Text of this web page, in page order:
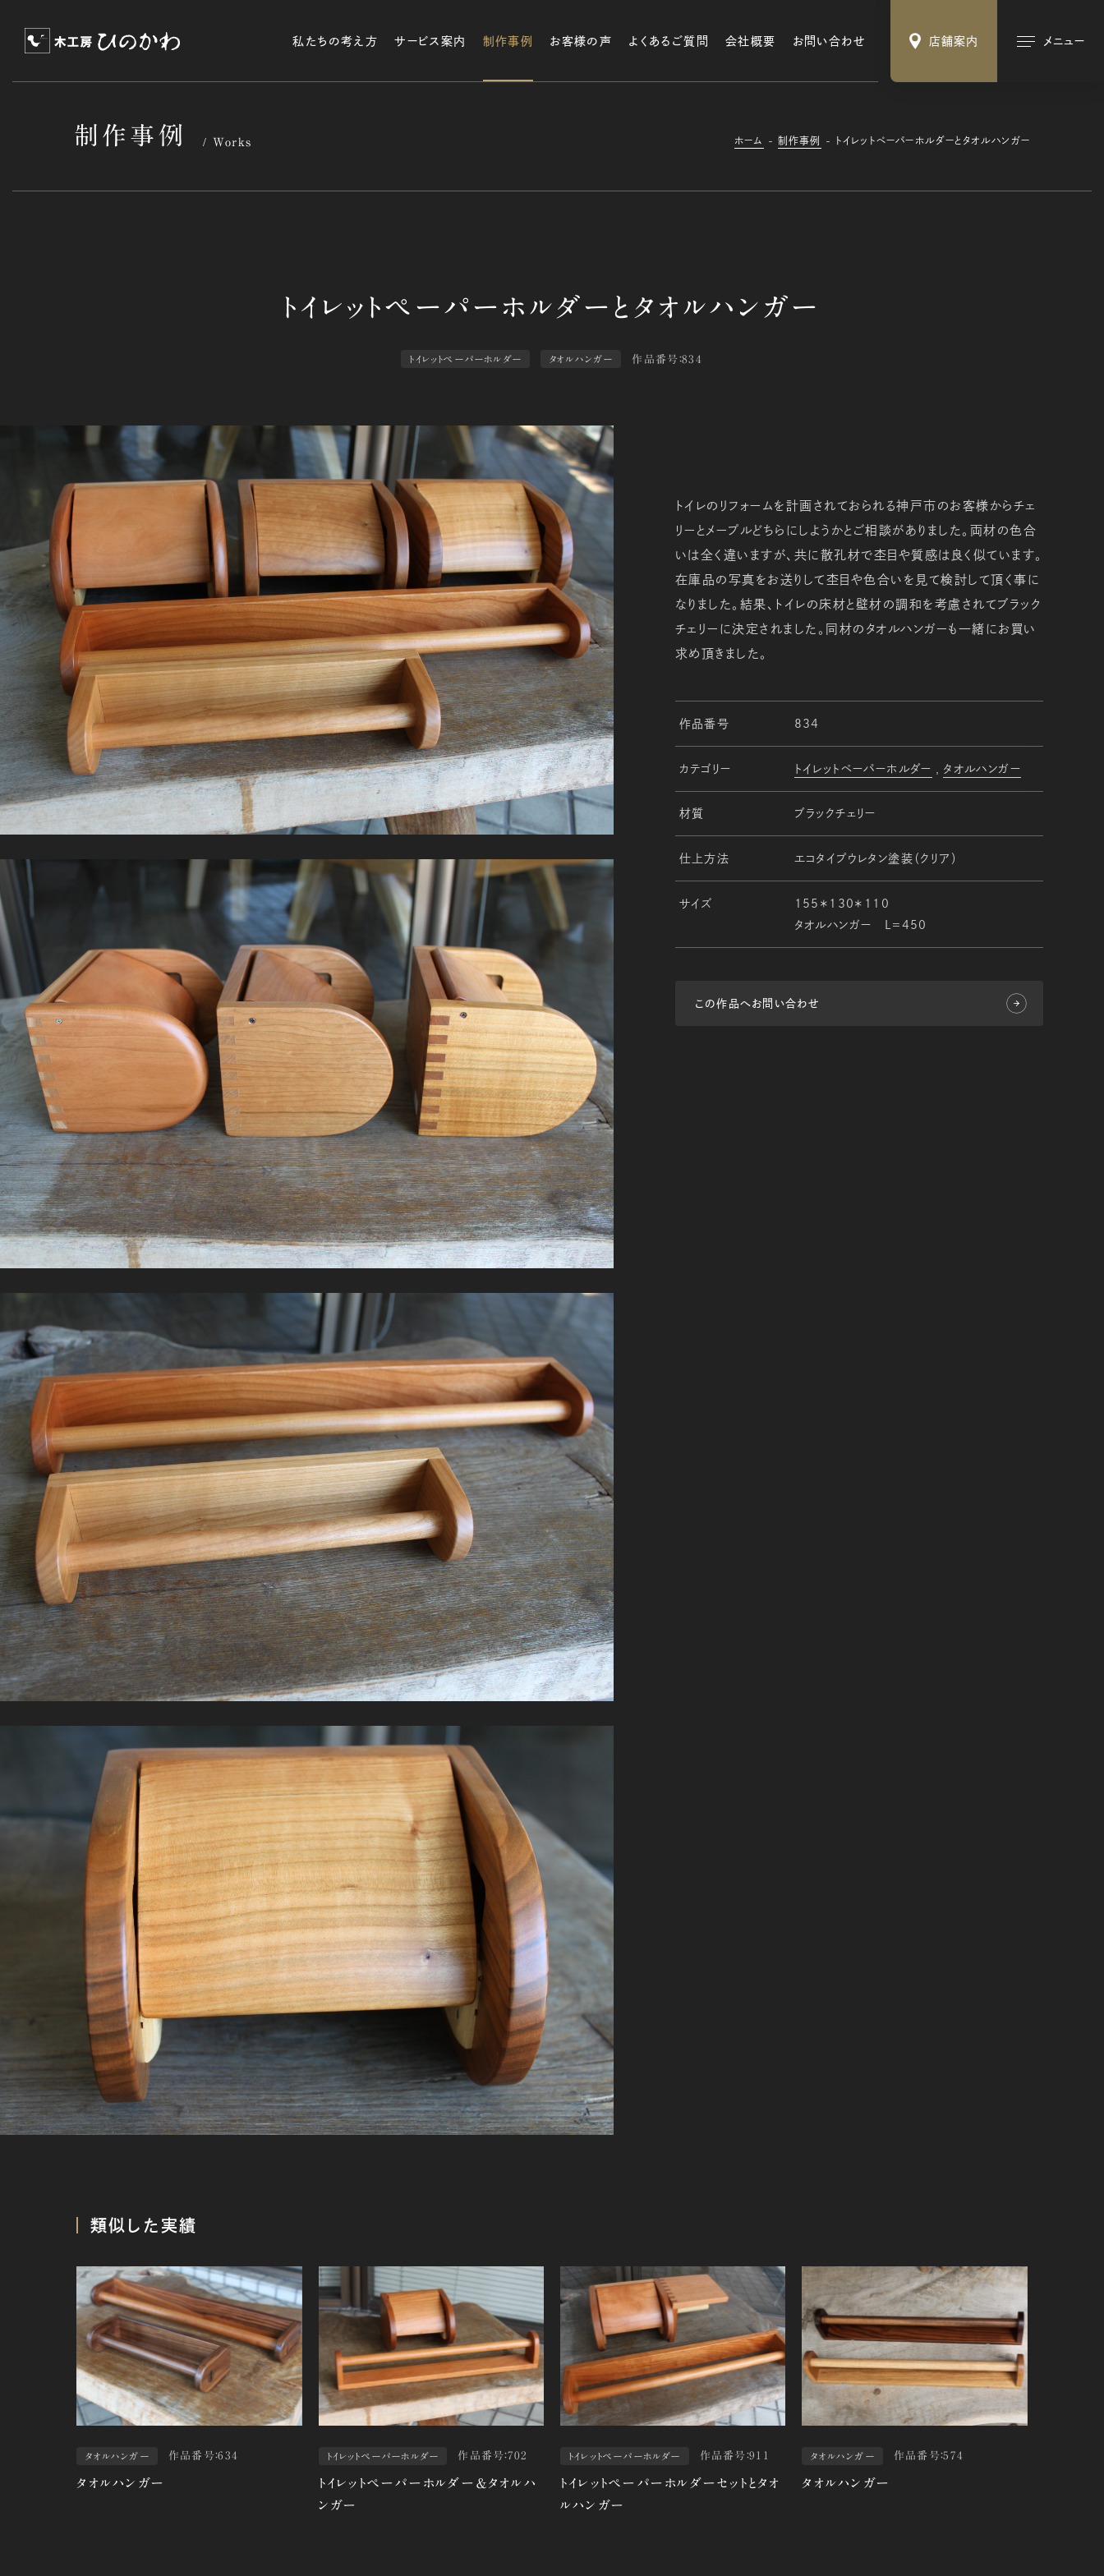
私たちの考え方 サービス案内 制作事例 お客様の声 よくあるご質問 会社概要 お問い合わせ 店舗案内 メニュー
制作事例 Works ホーム 制作事例 トイレットペーパーホルダーとタオルハンガー
トイレットペーパーホルダー タオルハンガー 作品番号：834
トイレのリフォームを計画されておられる神戸市のお客様からチェ
リーとメープルどちらにしようかとご相談がありました。両材の色合
いは全く違いますが、共に散孔材で杢目や質感は良く似ています。
在庫品の写真をお送りして杢目や色合いを見て検討して頂く事に
なりました。結果、トイレの床材と壁材の調和を考慮されてブラック
チェリーに決定されました。同材のタオルハンガーも一緒にお買い
求め頂きました。
作品番号 834
カテゴリー トイレットペーパーホルダー タオルハンガー
材質 ブラックチェリー
仕上方法 エコタイプウレタン塗装（クリア）
サイズ 155＊130＊110
タオルハンガー Ｌ＝450
この作品へお問い合わせ
類似した実績
タオルハンガー 作品番号：634
タオルハンガー
トイレットペーパーホルダー 作品番号：702
トイレットペーパーホルダー＆タオルハ
ンガー
トイレットペーパーホルダー 作品番号：911
トイレットペーパーホルダーセットとタオ
ルハンガー
タオルハンガー 作品番号：574
タオルハンガー